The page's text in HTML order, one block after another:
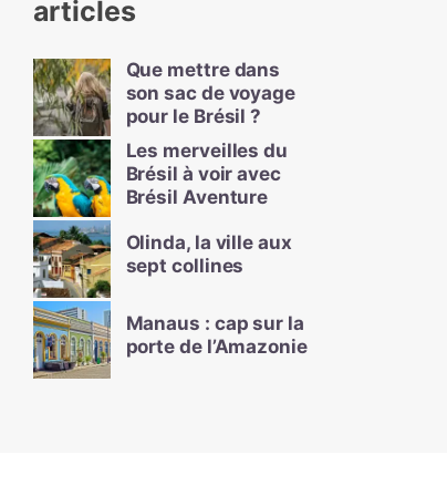
articles
Que mettre dans
son sac de voyage
pour le Brésil ?
Les merveilles du
Brésil à voir avec
Brésil Aventure
Olinda, la ville aux
sept collines
Manaus : cap sur la
porte de l’Amazonie